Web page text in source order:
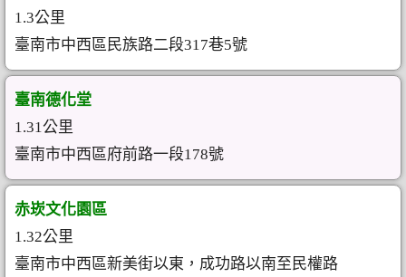
1.3公里
臺南市中西區民族路二段317巷5號
臺南德化堂
1.31公里
臺南市中西區府前路一段178號
赤崁文化園區
1.32公里
臺南市中西區新美街以東，成功路以南至民權路